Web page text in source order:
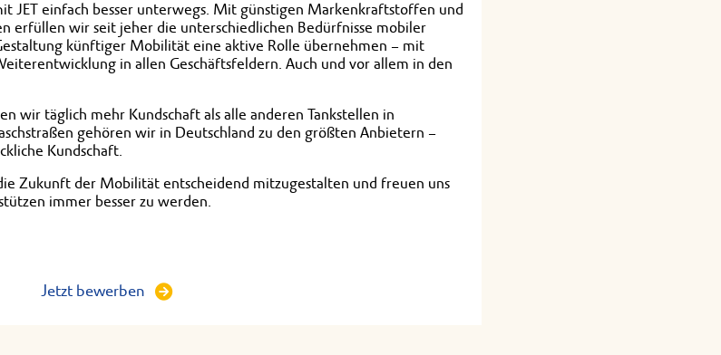
JET einfach besser unterwegs. Mit günstigen Markenkraftstoffen und
erfüllen wir seit jeher die unterschiedlichen Bedürfnisse mobiler
künftiger Mobilität eine aktive Rolle übernehmen – mit
in allen Geschäftsfeldern. Auch und vor allem in den
wir täglich mehr Kundschaft als alle anderen Tankstellen in
gehören wir in Deutschland zu den größten Anbietern –
Kundschaft.
Zukunft der Mobilität entscheidend mitzugestalten und freuen uns
immer besser zu werden.
Jetzt bewerben